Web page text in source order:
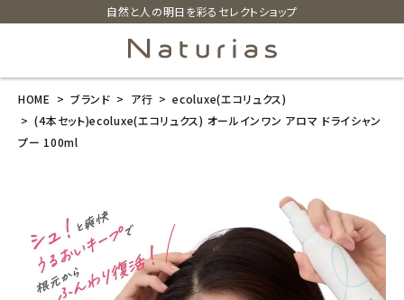
自然と人の明日を彩るセレクトショップ
search
(4本セット)eco
HOME ブランド ア行
ecoluxe(エコリュクス)
(4本セット)ecoluxe(エコリュクス) オールインワン アロマ ドライシャン
プー 100ml